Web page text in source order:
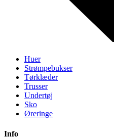
Huer
Strømpebukser
Tørklæder
Trusser
Undertøj
Sko
Øreringe
Info